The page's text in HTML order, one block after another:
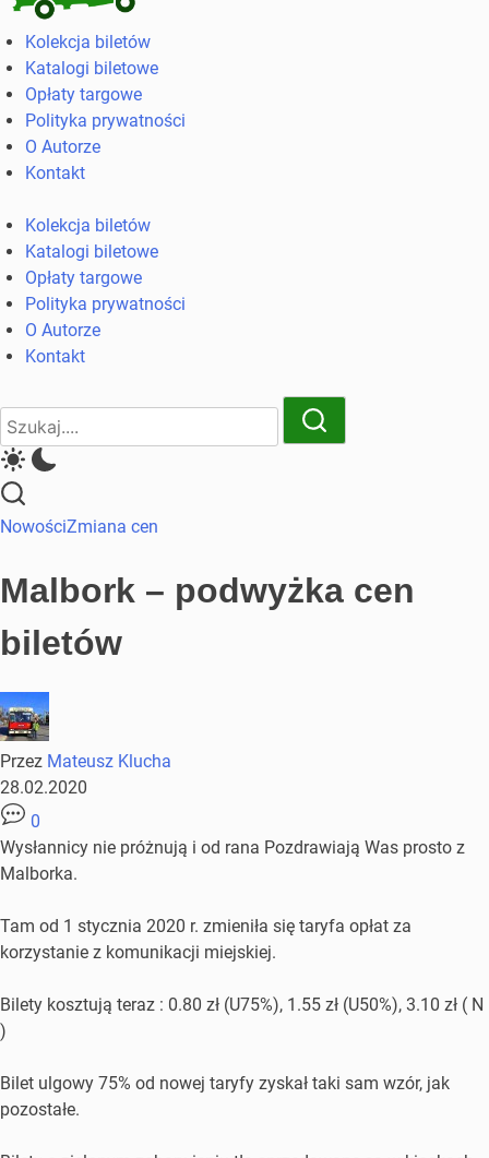
Kolekcja
biletów
komunikacji
miejskiej
kolejowych
Kolekcja biletów
Katalogi biletowe
Opłaty targowe
Polityka prywatności
O Autorze
Kontakt
Kolekcja biletów
Katalogi biletowe
Opłaty targowe
Polityka prywatności
O Autorze
Kontakt
Close
Search
Search
NowościZmiana cen
Malbork – podwyżka cen
biletów
Przez Mateusz Klucha
28.02.2020
0
Wysłannicy nie próżnują i od rana Pozdrawiają Was prosto z
Malborka.
Tam od 1 stycznia 2020 r. zmieniła się taryfa opłat za
korzystanie z komunikacji miejskiej.
Bilety kosztują teraz : 0.80 zł (U75%), 1.55 zł (U50%), 3.10 zł ( N
)
Bilet ulgowy 75% od nowej taryfy zyskał taki sam wzór, jak
pozostałe.